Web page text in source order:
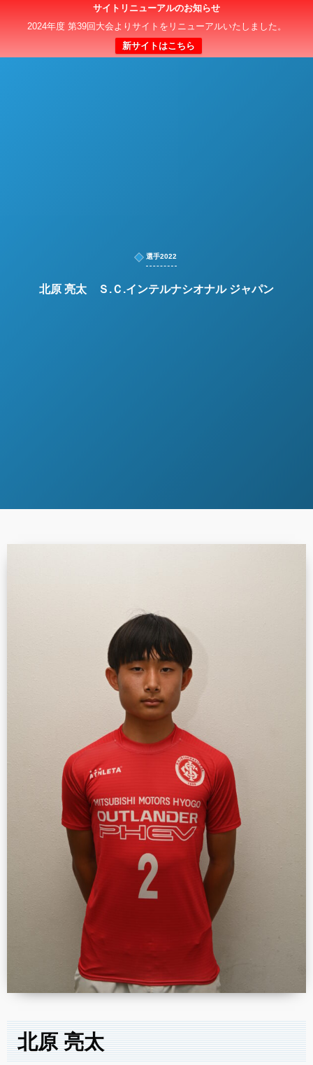
サイトリニューアルのお知らせ
2024年度 第39回大会よりサイトをリニューアルいたしました。
新サイトはこちら
日本クラブユースサッカー選手権（U-15）大会
選手2022
北原 亮太 Ｓ.Ｃ.インテルナシオナル ジャパン
北原 亮太